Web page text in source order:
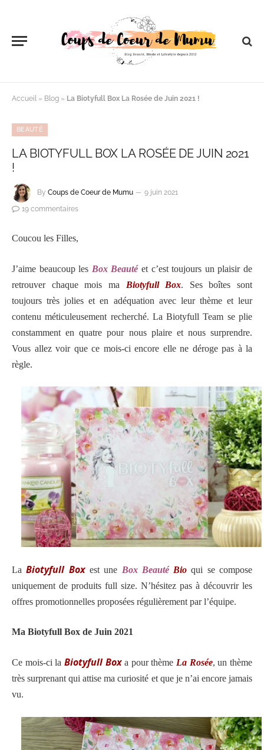
Accueil » Blog » La Biotyfull Box La Rosée de Juin 2021 !
BEAUTÉ
LA BIOTYFULL BOX LA ROSÉE DE JUIN 2021
!
By Coups de Coeur de Mumu
9 juin 2021
19 commentaires
Coucou les Filles,
J’aime beaucoup les Box Beautéet c’est toujours un plaisir de
retrouver chaque mois ma Biotyfull Box. Ses boîtes sont
toujours très jolies et en adéquation avec leur thème et leur
contenu méticuleusement recherché. La Biotyfull Team se plie
constamment en quatre pour nous plaire et nous surprendre.
Vous allez voir que ce mois-ci encore elle ne déroge pas à la
règle.
LaBiotyfull Boxestune Box BeautéBio qui se compose
uniquement de produits full size. N’hésitez pas à découvrir les
offres promotionnelles proposées régulièrement par l’équipe.
Ma Biotyfull Box de Juin 2021
Ce mois-ci la Biotyfull Boxa pour thème La Rosée, un thème
très surprenant qui attise ma curiosité et que je n’ai encore jamais
vu.